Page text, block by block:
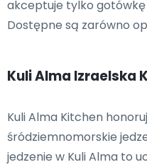
akceptuje tylko gotówkę
Dostępne są zarówno
Kuli Alma Izraelska
Kuli Alma Kitchen
śródziemnomorskie
jedzenie w Kuli Alma to